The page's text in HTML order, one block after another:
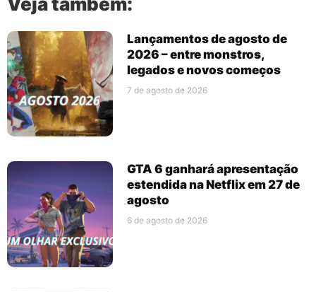
Lançamentos de agosto de
2026 – entre monstros,
legados e novos começos
7 de agosto de 2026
GTA 6 ganhará apresentação
estendida na Netflix em 27 de
agosto
6 de agosto de 2026